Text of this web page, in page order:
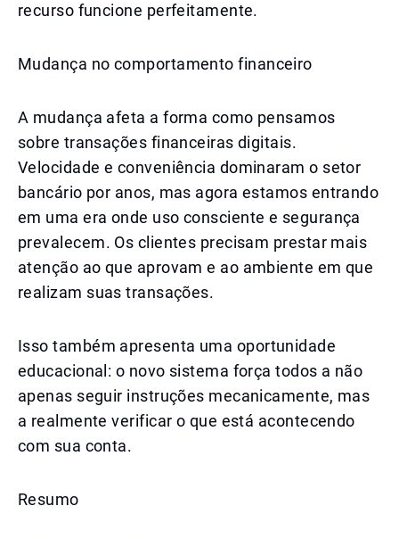
recurso funcione perfeitamente.
Mudança no comportamento financeiro
A mudança afeta a forma como pensamos
sobre transações financeiras digitais.
Velocidade e conveniência dominaram o setor
bancário por anos, mas agora estamos entrando
em uma era onde uso consciente e segurança
prevalecem. Os clientes precisam prestar mais
atenção ao que aprovam e ao ambiente em que
realizam suas transações.
Isso também apresenta uma oportunidade
educacional: o novo sistema força todos a não
apenas seguir instruções mecanicamente, mas
a realmente verificar o que está acontecendo
com sua conta.
Resumo